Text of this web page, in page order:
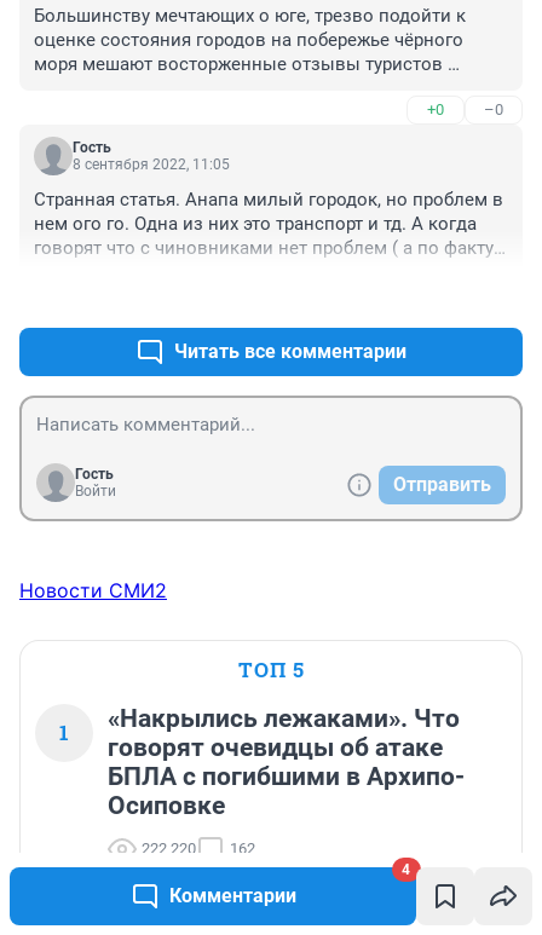
Комментарии
4
Большинству мечтающих о юге, трезво подойти к
оценке состояния городов на побережье чёрного
моря мешают восторженные отзывы туристов
каждому страждущему приехать несколько раз и в
разное время года, что бы получилась полная
картина. Например о том, что некуда деться от
зимний период, да такого, что невозможно
элемертарно высушить постельное белье. Или от
летнего зной, который половина приезжих называют
всему этому готовы и ничто не смущает, милости
+0 –0
Гость
8 сентября 2022, 11:05
Странная статья. Анапа милый городок, но проблем в
нем ого го. Одна из них это транспорт и тд. А когда
говорят что с чиновниками нет проблем ( а по факту
стыке ул. Крестьянской и ул. Крымской, так что без
комментариев 😞😢
Читать все комментарии
Гость
Войти
Отправить
Новости СМИ2
ТОП 5
1
«Накрылись лежаками». Что
говорят очевидцы об атаке
БПЛА с погибшими в Архипо-
Осиповке
222 220 162
«Люди купаются». Владельцы гостевых